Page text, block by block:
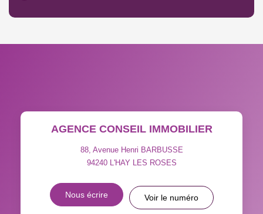
TAXE FONCIÈRE
PART DES MÉNAGES SANS
VOITURE
RÉSULTATS DES LYCÉES ECOLES ET CRÈCHES
AGENCE CONSEIL IMMOBILIER
88, Avenue Henri BARBUSSE
94240 L'HAY LES ROSES
Nous écrire Voir le numéro